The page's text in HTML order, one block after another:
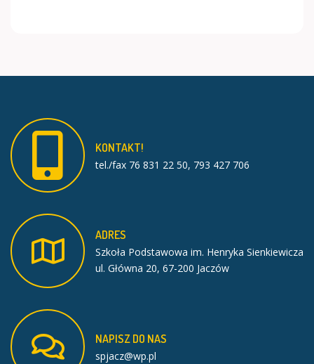
KONTAKT!
tel./fax 76 831 22 50, 793 427 706
ADRES
Szkoła Podstawowa im. Henryka Sienkiewicza
ul. Główna 20, 67-200 Jaczów
NAPISZDO NAS
spjacz@wp.pl